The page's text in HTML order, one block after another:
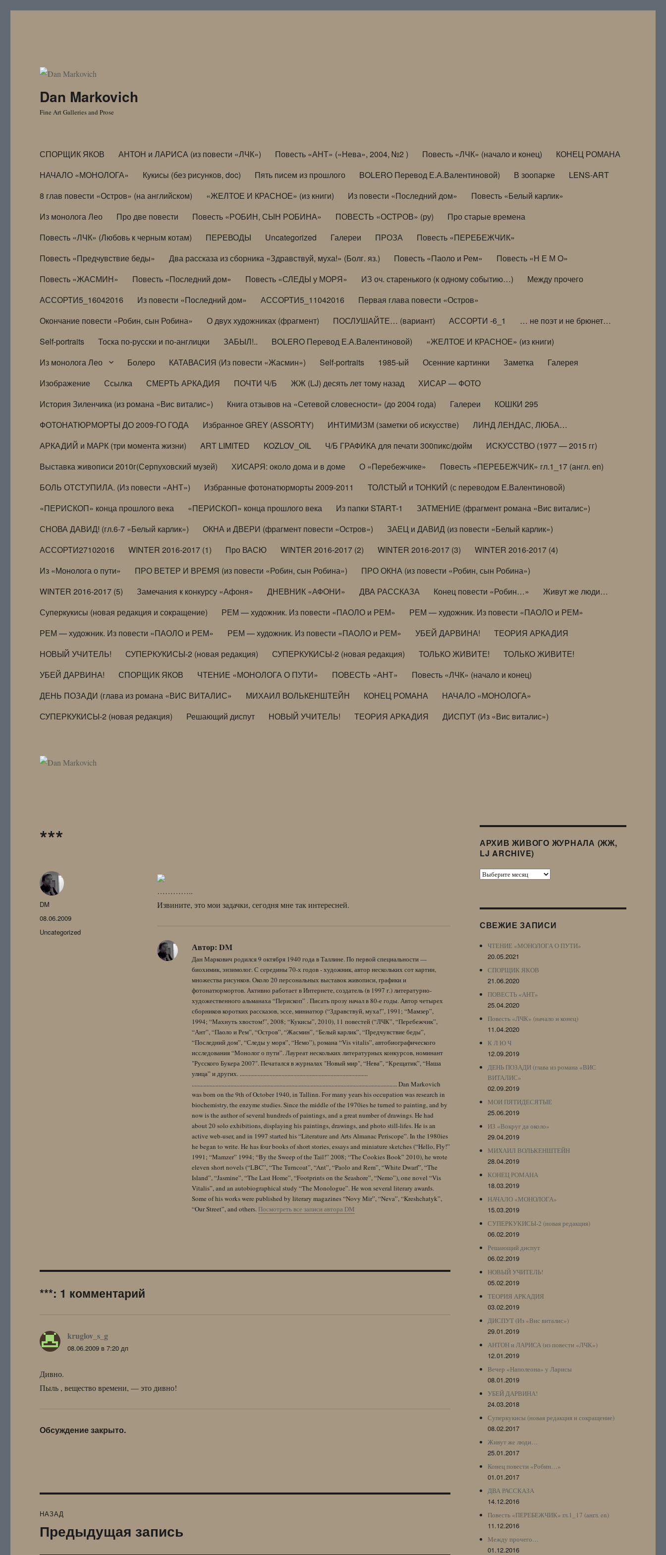
Dan Markovich
Fine Art Galleries and Prose
СПОРЩИК ЯКОВ АНТОН и ЛАРИСА (из повести «ЛЧК») Повесть «АНТ» («Нева», 2004, №2 ) Повесть «ЛЧК» (начало и конец)
КОНЕЦ РОМАНА
НАЧАЛО «МОНОЛОГА»
Кукисы (без рисунков, doc) Пять писем из прошлого BOLERO Перевод Е.А.Валентиновой) В зоопарке
LENS-ART
8 глав повести «Остров» (на английском)
«ЖЕЛТОЕ И КРАСНОЕ» (из книги) Из повести «Последний дом»
Повесть «Белый карлик»
Из монолога Лео
Про две повести Повесть «РОБИН, СЫН РОБИНА» ПОВЕСТЬ «ОСТРОВ» (ру)
Про старые времена
Повесть «ЛЧК» (Любовь к черным котам)
ПЕРЕВОДЫ Uncategorized Галереи ПРОЗА
Повесть «ПЕРЕБЕЖЧИК»
Повесть «Предчувствие беды»
Два рассказа из сборника «Здравствуй, муха!» (Болг. яз.) Повесть «Паоло и Рем»
Повесть «Н Е М О»
Повесть «ЖАСМИН»
Повесть «Последний дом» Повесть «СЛЕДЫ у МОРЯ» ИЗ оч. старенького (к одному событию…)
Между прочего
АССОРТИ5_16042016
Из повести «Последний дом» АССОРТИ5_11042016
Первая глава повести «Остров»
Окончание повести «Робин, сын Робина»
О двух художниках (фрагмент) ПОСЛУШАЙТЕ… (вариант) АССОРТИ -6_1
… не поэт и не брюнет…
Self-portraits
Тоска по-русски и по-англицки ЗАБЫЛ!.. BOLERO Перевод Е.А.Валентиновой)
«ЖЕЛТОЕ И КРАСНОЕ» (из книги)
Из монолога Лео
Болеро КАТАВАСИЯ (Из повести «Жасмин») Self-portraits 1985-ый Осенние картинки Заметка
Галерея
Изображение
Ссылка СМЕРТЬ АРКАДИЯ ПОЧТИ Ч/Б ЖЖ (LJ) десять лет тому назад
ХИСАР — ФОТО
История Зиленчика (из романа «Вис виталис»)
Книга отзывов на «Сетевой словесности» (до 2004 года) Галереи
КОШКИ 295
ФОТОНАТЮРМОРТЫ ДО 2009-ГО ГОДА
Избранное GREY (ASSORTY) ИНТИМИЗМ (заметки об искусстве)
ЛИНД ЛЕНДАС, ЛЮБА…
АРКАДИЙ и МАРК (три момента жизни)
ART LIMITED KOZLOV_OIL Ч/Б ГРАФИКА для печати 300пикс/дюйм
ИСКУССТВО (1977 — 2015 гг)
Выставка живописи 2010г(Серпуховский музей)
ХИСАРЯ: около дома и в доме О «Перебежчике»
Повесть «ПЕРЕБЕЖЧИК» гл.1_17 (англ. en)
БОЛЬ ОТСТУПИЛА. (Из повести «АНТ»)
Избранные фотонатюрморты 2009-2011
ТОЛСТЫЙ и ТОНКИЙ (с переводом Е.Валентиновой)
«ПЕРИСКОП» конца прошлого века
«ПЕРИСКОП» конца прошлого века Из папки START-1
ЗАТМЕНИЕ (фрагмент романа «Вис виталис»)
СНОВА ДАВИД! (гл.6-7 «Белый карлик»)
ОКНА и ДВЕРИ (фрагмент повести «Остров»)
ЗАЕЦ и ДАВИД (из повести «Белый карлик»)
АССОРТИ27102016
WINTER 2016-2017 (1) Про ВАСЮ WINTER 2016-2017 (2) WINTER 2016-2017 (3)
WINTER 2016-2017 (4)
Из «Монолога о пути»
ПРО ВЕТЕР И ВРЕМЯ (из повести «Робин, сын Робина»)
ПРО ОКНА (из повести «Робин, сын Робина»)
WINTER 2016-2017 (5)
Замечания к конкурсу «Афоня» ДНЕВНИК «АФОНИ» ДВА РАССКАЗА Конец повести «Робин…»
Живут же люди…
Суперкукисы (новая редакция и сокращение)
РЕМ — художник. Из повести «ПАОЛО и РЕМ»
РЕМ — художник. Из повести «ПАОЛО и РЕМ»
РЕМ — художник. Из повести «ПАОЛО и РЕМ»
РЕМ — художник. Из повести «ПАОЛО и РЕМ» УБЕЙ ДАРВИНА!
ТЕОРИЯ АРКАДИЯ
НОВЫЙ УЧИТЕЛЬ!
СУПЕРКУКИСЫ-2 (новая редакция) СУПЕРКУКИСЫ-2 (новая редакция) ТОЛЬКО ЖИВИТЕ!
ТОЛЬКО ЖИВИТЕ!
УБЕЙ ДАРВИНА!
СПОРЩИК ЯКОВ ЧТЕНИЕ «МОНОЛОГА О ПУТИ» ПОВЕСТЬ «АНТ»
Повесть «ЛЧК» (начало и конец)
ДЕНЬ ПОЗАДИ (глава из романа «ВИС ВИТАЛИС»
МИХАИЛ ВОЛЬКЕНШТЕЙН КОНЕЦ РОМАНА
НАЧАЛО «МОНОЛОГА»
СУПЕРКУКИСЫ-2 (новая редакция)
Решающий диспут НОВЫЙ УЧИТЕЛЬ! ТЕОРИЯ АРКАДИЯ ДИСПУТ (Из «Вис виталис»)
***
…………..
Извините, это мои задачки, сегодня мне так интересней.
Автор: DM
Дан Маркович родился 9 октября 1940 года в Таллине. По первой специальности —
биохимик, энзимолог. С середины 70-х годов - художник, автор нескольких сот картин,
множества рисунков. Около 20 персональных выставок живописи, графики и
фотонатюрмортов. Активно работает в Интернете, создатель (в 1997 г.) литературно-
художественного альманаха “Перископ” . Писать прозу начал в 80-е годы. Автор четырех
сборников коротких рассказов, эссе, миниатюр (“Здравствуй, муха!”, 1991; “Мамзер”,
1994; “Махнуть хвостом!”, 2008; “Кукисы”, 2010), 11 повестей (“ЛЧК”, “Перебежчик”,
“Ант”, “Паоло и Рем”, “Остров”, “Жасмин”, “Белый карлик”, “Предчувствие беды”,
“Последний дом”, “Следы у моря”, “Немо”), романа “Vis vitalis”, автобиографического
исследования “Монолог о пути”. Лауреат нескольких литературных конкурсов, номинант
"Русского Букера 2007". Печатался в журналах "Новый мир", “Нева”, “Крещатик”, “Наша
улица” и других. ......................................................................................
.......................................................................................................................................... Dan Markovich
was born on the 9th of October 1940, in Tallinn. For many years his occupation was research in
biochemistry, the enzyme studies. Since the middle of the 1970ies he turned to painting, and by
now is the author of several hundreds of paintings, and a great number of drawings. He had
about 20 solo exhibitions, displaying his paintings, drawings, and photo still-lifes. He is an
active web-user, and in 1997 started his “Literature and Arts Almanac Periscope”. In the 1980ies
he began to write. He has four books of short stories, essays and miniature sketches (“Hello, Fly!”
1991; “Mamzer” 1994; “By the Sweep of the Tail!” 2008; “The Cookies Book” 2010), he wrote
eleven short novels (“LBC”, “The Turncoat”, “Ant”, “Paolo and Rem”, “White Dwarf”, “The
Island”, “Jasmine”, “The Last Home”, “Footprints on the Seashore”, “Nemo”), one novel “Vis
Vitalis”, and an autobiographical study “The Monologue”. He won several literary awards.
Some of his works were published by literary magazines “Novy Mir”, “Neva”, “Kreshchatyk”,
“Our Street”, and others. Посмотреть все записи автора DM
Автор
DM
Опубликовано
08.06.2009
Рубрики
Uncategorized
***: 1 комментарий
kruglov_s_g
08.06.2009 в 7:20 дп
Дивно.
Пыль , вещество времени, — это дивно!
Обсуждение закрыто.
по
НАЗАД
Предыдущая
запись:
Предыдущая запись
АРХИВ ЖИВОГО ЖУРНАЛА (ЖЖ,
LJ ARCHIVE)
Архив
Archive)
СВЕЖИЕ ЗАПИСИ
ЧТЕНИЕ «МОНОЛОГА О ПУТИ»
20.05.2021
СПОРЩИК ЯКОВ
21.06.2020
ПОВЕСТЬ «АНТ»
25.04.2020
Повесть «ЛЧК» (начало и конец)
11.04.2020
К Л Ю Ч
12.09.2019
ДЕНЬ ПОЗАДИ (глава из романа «ВИС
ВИТАЛИС»
02.09.2019
МОИ ПЯТИДЕСЯТЫЕ
25.06.2019
ИЗ «Вокруг да около»
29.04.2019
МИХАИЛ ВОЛЬКЕНШТЕЙН
28.04.2019
КОНЕЦ РОМАНА
18.03.2019
НАЧАЛО «МОНОЛОГА»
15.03.2019
СУПЕРКУКИСЫ-2 (новая редакция)
06.02.2019
Решающий диспут
06.02.2019
НОВЫЙ УЧИТЕЛЬ!
05.02.2019
ТЕОРИЯ АРКАДИЯ
03.02.2019
ДИСПУТ (Из «Вис виталис»)
29.01.2019
АНТОН и ЛАРИСА (из повести «ЛЧК»)
12.01.2019
Вечер «Наполеона» у Ларисы
08.01.2019
УБЕЙ ДАРВИНА!
24.03.2018
Суперкукисы (новая редакция и сокращение)
08.02.2017
Живут же люди…
25.01.2017
Конец повести «Робин…»
01.01.2017
ДВА РАССКАЗА
14.12.2016
Повесть «ПЕРЕБЕЖЧИК» гл.1_17 (англ. en)
11.12.2016
Между прочего…
01.12.2016